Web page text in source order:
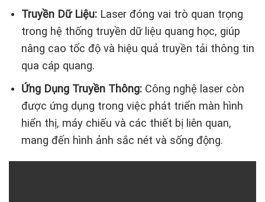
Truyền Dữ Liệu:Laser đóng vai trò quan trọng
trong hệ thống truyền dữ liệu quang học, giúp
nâng cao tốc độ và hiệu quả truyền tải thông tin
qua cáp quang.
Ứng Dụng Truyền Thông:Công nghệ laser còn
được ứng dụng trong việc phát triển màn hình
hiển thị, máy chiếu và các thiết bị liên quan,
mang đến hình ảnh sắc nét và sống động.